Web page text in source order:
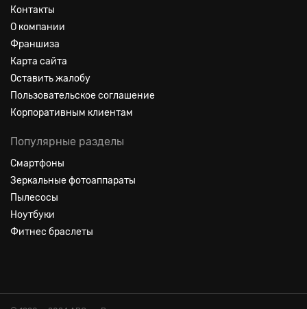
Контакты
О компании
Франшиза
Карта сайта
Оставить жалобу
Пользовательское соглашение
Корпоративным клиентам
Популярные разделы
Смартфоны
Зеркальные фотоаппараты
Пылесосы
Ноутбуки
Фитнес браслеты